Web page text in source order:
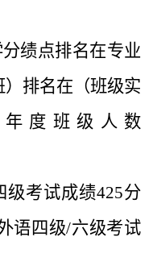
分绩点排名在专业
排名在（班级实
度班级人数
级考试成绩425分
语四级/六级考试